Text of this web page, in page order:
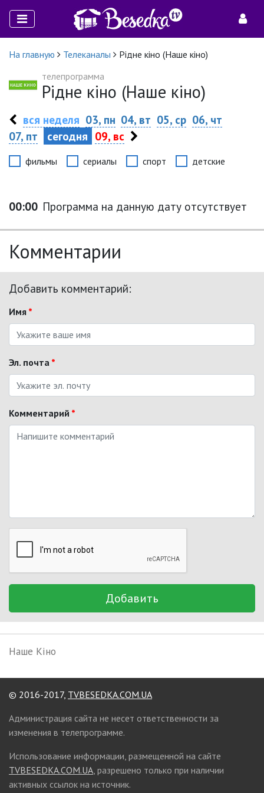
На главную Телеканалы
Рідне кіно (Наше кіно)
телепрограмма
Рідне кіно (Наше кіно)
вся неделя 03, пн 04, вт 05, ср 06, чт
07, пт
сегодня 09, вс
фильмы сериалы спорт детские
00:00 Программа на данную дату отсутствует
Комментарии
Добавить комментарий:
Имя *
Эл. почта *
Комментарий *
Добавить
Наше Кіно
© 2016-2017, TVBESEDKA.COM.UA
Администрация сайта не несет ответственности за
изменения в телепрограмме.
Использование информации, размещенной на сайте
TVBESEDKA.COM.UA, разрешено только при наличии
активных ссылок на источник.